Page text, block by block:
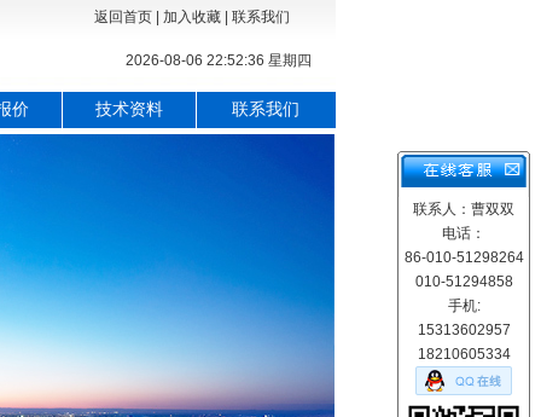
返回首页| 加入收藏| 联系我们
2026-08-06 22:52:37 星期四
价 技术资料 联系我们
联系人：曹双双
电话：
86-010-51298264
010-51294858
手机:
15313602957
18210605334